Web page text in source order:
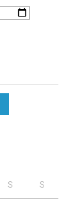
S S